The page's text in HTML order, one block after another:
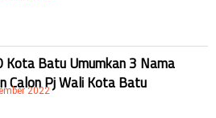
Kota Batu Umumkan 3 Nama
Calon Pj Wali Kota Batu
2022